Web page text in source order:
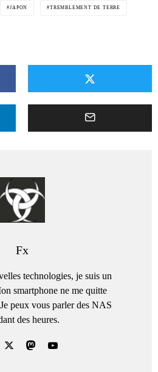
JAPON TREMBLEMENT DE TERRE
Fx
technologies, je suis un
smartphone ne me quitte
peux vous parler des NAS
des heures.